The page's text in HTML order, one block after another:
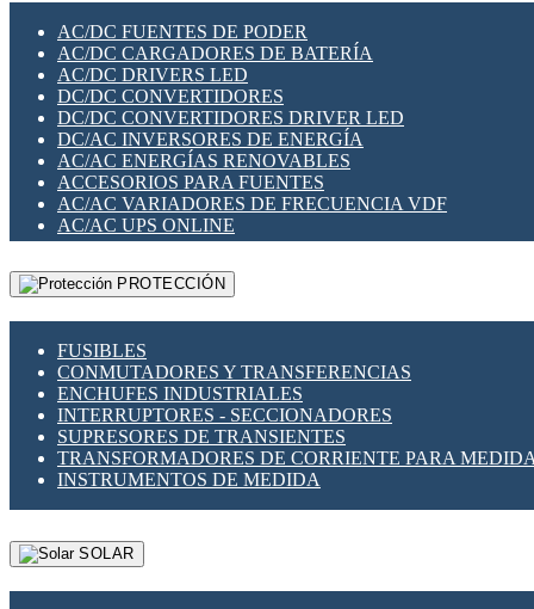
SWITCH Y MICROSWITCH
TARJETAS PI
UNIÓN Y DERIVACIÓN DE CABLE
PLACAS MODULARES IOT
SWITCHES Y REDES WIFI
SOLUCIONES IOT
SOLUCIONES LORAWAN
SOLUCIONES RED CELULAR
SEGURIDAD PARA REDES
SWITCHES LAN
TELEFONÍA IP (VOIP)
VIGILANCIA IP (CCTV)
MESHTASTIC
AC/DC FUENTES DE PODER
AC/DC CARGADORES DE BATERÍA
AC/DC DRIVERS LED
DC/DC CONVERTIDORES
DC/DC CONVERTIDORES DRIVER LED
DC/AC INVERSORES DE ENERGÍA
AC/AC ENERGÍAS RENOVABLES
ACCESORIOS PARA FUENTES
AC/AC VARIADORES DE FRECUENCIA VDF
AC/AC UPS ONLINE
PROTECCIÓN
FUSIBLES
CONMUTADORES Y TRANSFERENCIAS
ENCHUFES INDUSTRIALES
INTERRUPTORES - SECCIONADORES
SUPRESORES DE TRANSIENTES
TRANSFORMADORES DE CORRIENTE PARA
INSTRUMENTOS DE MEDIDA
SOLAR